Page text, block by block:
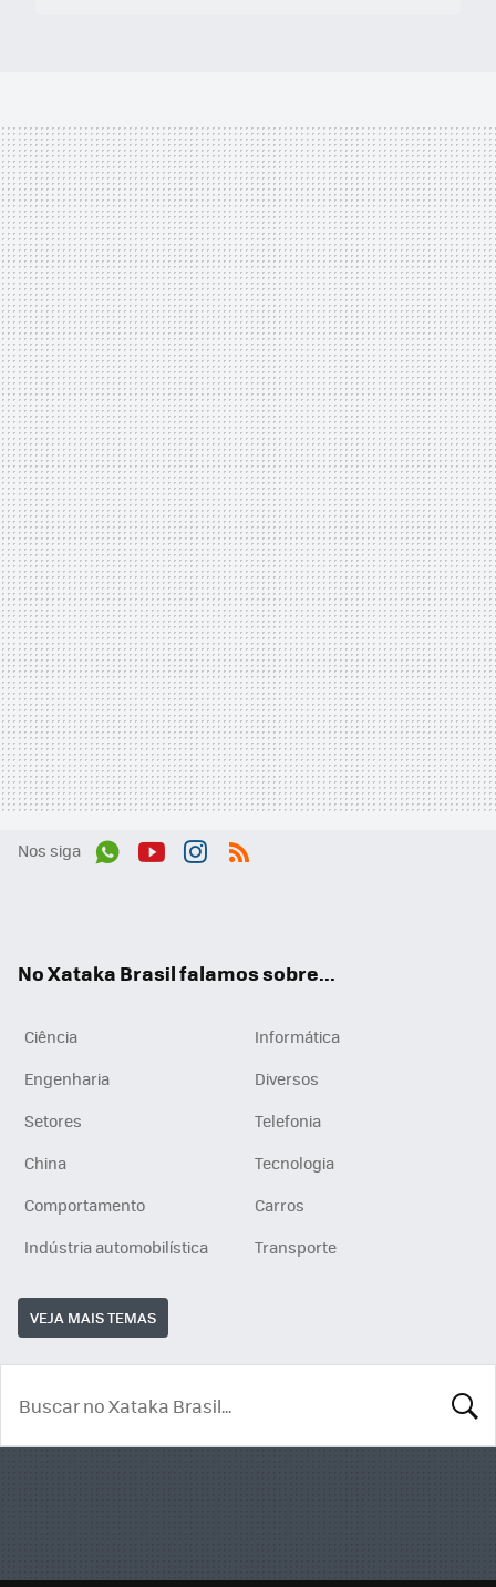
Nos siga
No Xataka Brasil falamos sobre...
Ciência
Informática
Engenharia
Diversos
Setores
Telefonia
China
Tecnologia
Comportamento
Carros
Indústria automobilística
Transporte
VEJA MAIS TEMAS